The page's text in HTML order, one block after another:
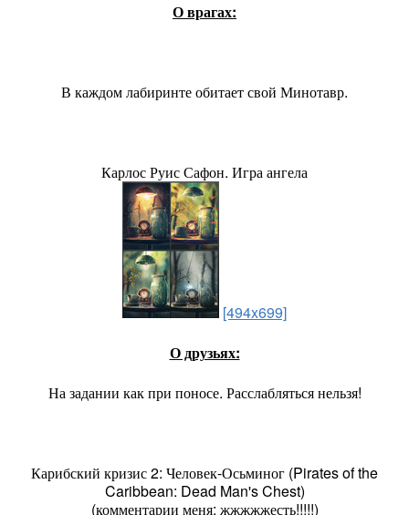
О врагах:
В каждом лабиринте обитает свой Минотавр.
Карлос Руис Сафон. Игра ангела
[494x699]
О друзьях:
На задании как при поносе. Расслабляться нельзя!
Карибский кризис 2: Человек-Осьминог (Pirates of the
Caribbean: Dead Man's Chest)
(комментарии меня: жжжжжесть!!!!!)